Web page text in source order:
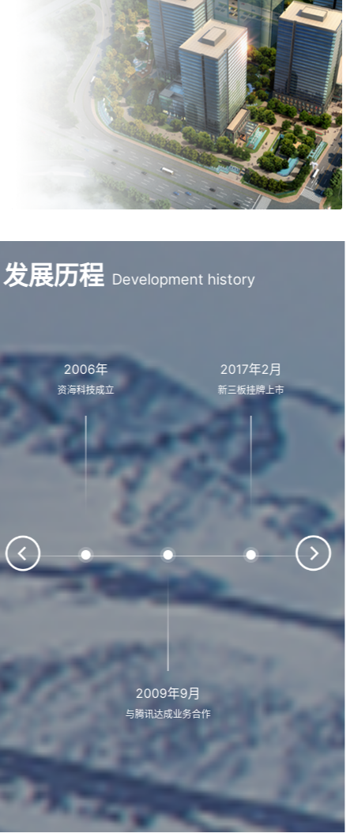
发展历程 Development history
2006年
资海科技成立
2017年2月
新三板挂牌上市
2009年9月
与腾讯达成业务合作